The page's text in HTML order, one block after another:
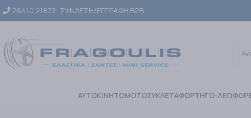
26410 21873 ΣΥΝΔΕΣΗ/ΕΓΓΡΑΦΗ Β2Β
ΑΥΤΟΚΙΝΗΤΟΜΟΤΟΣΥΚΛΕΤΑΦΟΡΤΗΓΟ-